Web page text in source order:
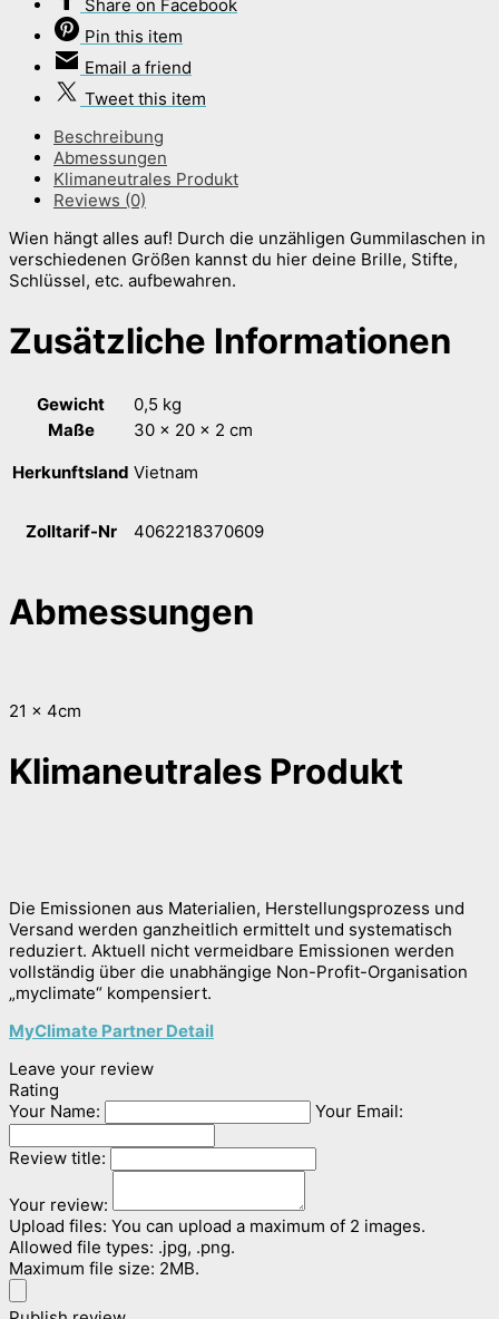
Share on Facebook
Pin this item
Email a friend
Tweet this item
Beschreibung
Abmessungen
Klimaneutrales Produkt
Reviews (0)
Wien hängt alles auf! Durch die unzähligen Gummilaschen in
verschiedenen Größen kannst du hier deine Brille, Stifte,
Schlüssel, etc. aufbewahren.
Zusätzliche Informationen
Gewicht
0,5 kg
Maße
30 × 20 × 2 cm
Herkunftsland Vietnam
Zolltarif-Nr 4062218370609
Abmessungen
21 x 4cm
Klimaneutrales Produkt
Die Emissionen aus Materialien, Herstellungsprozess und
Versand werden ganzheitlich ermittelt und systematisch
reduziert. Aktuell nicht vermeidbare Emissionen werden
vollständig über die unabhängige Non-Profit-Organisation
„myclimate“ kompensiert.
MyClimate Partner Detail
Leave your review
Rating
Your Name:
Your Email:
Review title:
Your review:
Upload files: You can upload a maximum of 2 images.
Allowed file types: .jpg, .png.
Maximum file size: 2MB.